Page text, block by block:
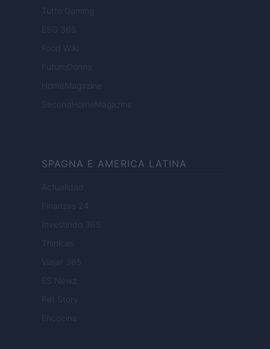
Tutto Gaming
ESG 365
Food Wiki
FuturoDonna
HomeMagazine
SecondHomeMagazine
SPAGNA E AMERICA LATINA
Actualidad
Finanzas 24
Investindo 365
Think.es
Viajar 365
ES Newz
Pet Story
Encocina